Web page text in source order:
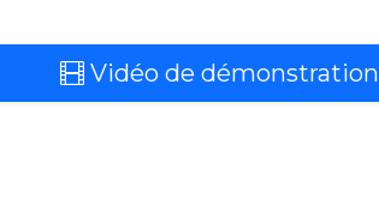
Vidéo de démonstration